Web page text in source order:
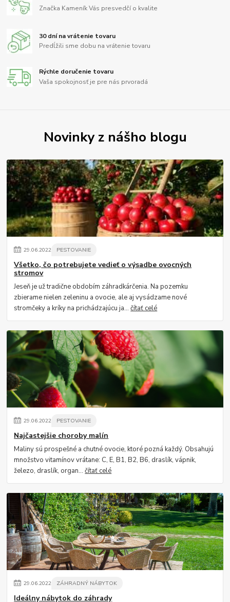
Značka Kameník Vás presvedčí o kvalite
30 dní na vrátenie tovaru
Predĺžili sme dobu na vrátenie tovaru
Rýchle doručenie tovaru
Vaša spokojnosť je pre nás prvoradá
Novinky z nášho blogu
29.06.2022 PESTOVANIE
Všetko, čo potrebujete vedieť o výsadbe ovocných
stromov
Jeseň je už tradične obdobím záhradkárčenia. Na pozemku
zbierame nielen zeleninu a ovocie, ale aj vysádzame nové
stromčeky a kríky na prichádzajúcu ja...čítať celé
29.06.2022 PESTOVANIE
Najčastejšie choroby malín
Maliny sú prospešné a chutné ovocie, ktoré pozná každý. Obsahujú
množstvo vitamínov vrátane: C, E, B1, B2, B6, draslík, vápnik,
železo, draslík, organ...čítať celé
29.06.2022 ZÁHRADNÝ NÁBYTOK
Ideálny nábytok do záhrady